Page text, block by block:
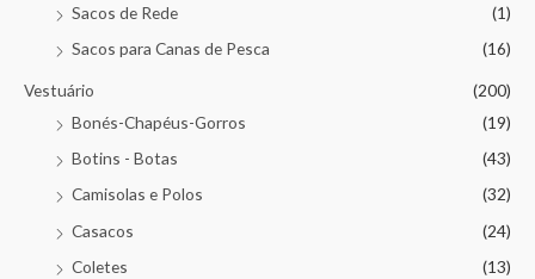
Sacos de Rede
(1)
Sacos para Canas de Pesca
(16)
Vestuário
(200)
Bonés-Chapéus-Gorros
(19)
Botins - Botas
(43)
Camisolas e Polos
(32)
Casacos
(24)
Coletes
(13)